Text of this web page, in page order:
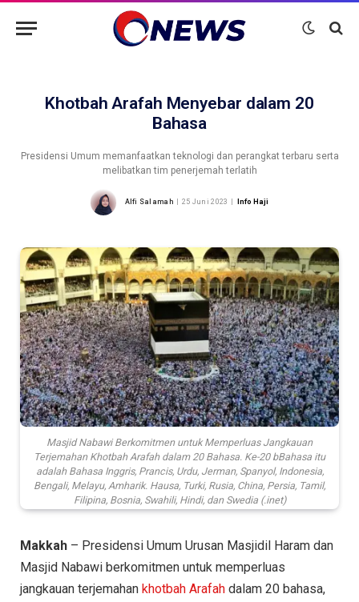
Khotbah Arafah Menyebar dalam 20
Bahasa
Presidensi Umum memanfaatkan teknologi dan perangkat terbaru serta
melibatkan tim penerjemah terlatih
Alfi Salamah 25 Juni 2023 Info Haji
Masjid Nabawi Berkomitmen untuk Memperluas Jangkauan
Terjemahan Khotbah Arafah dalam 20 Bahasa. Ke-20 bBahasa itu
adalah Bahasa Inggris, Prancis, Urdu, Jerman, Spanyol, Indonesia,
Bengali, Melayu, Amharik. Hausa, Turki, Rusia, China, Persia, Tamil,
Filipina, Bosnia, Swahili, Hindi, dan Swedia (.inet)
Makkah – Presidensi Umum Urusan Masjidil Haram dan
Masjid Nabawi berkomitmen untuk memperluas
jangkauan terjemahan khotbah Arafah dalam 20 bahasa,